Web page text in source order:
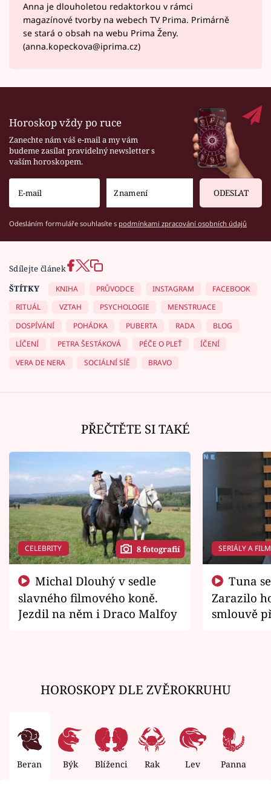
Anna je dlouholetou redaktorkou v rámci
magazínové tvorby na webech TV Prima. Primárně
se stará o obsah na webu Prima Ženy.
(anna.kopeckova@iprima.cz)
Horoskop vždy po ruce
Zanechte nám váš e-mail a my vám
budeme zasílat pravidelný newsletter s
vaším horoskopem.
ODESLAT
Odesláním formuláře souhlasíte s podmínkami zpracování osobních údajů
Sdílejte článek
ŠTÍTKY
KNIHA PRŮVODCE INSTAGRAM
FACEBOOK
RITUÁL
VZTAH PSYCHOLOGIE
MENSTRUACE
DOSPÍVÁNÍ
POHÁDKA PUBERTA RADA
BLOG
LÍČENÍ
PETRA ŠESTÁKOVÁ PÉČE O PLEŤ
ÍČENÍ
VERA DE NERA
SOCIÁLNÍ SÍĚ BRAVO
PŘEČTĚTE SI TAKÉ
CELEBRITY 8 fotografií
slavného filmového koně.
Jezdil na něm i Draco Malfoy
SERIÁLY A
Zarazilo
smlouvě
HOROSKOPY DLE ZVĚROKRUHU
Beran Býk Blíženci Rak Lev Panna